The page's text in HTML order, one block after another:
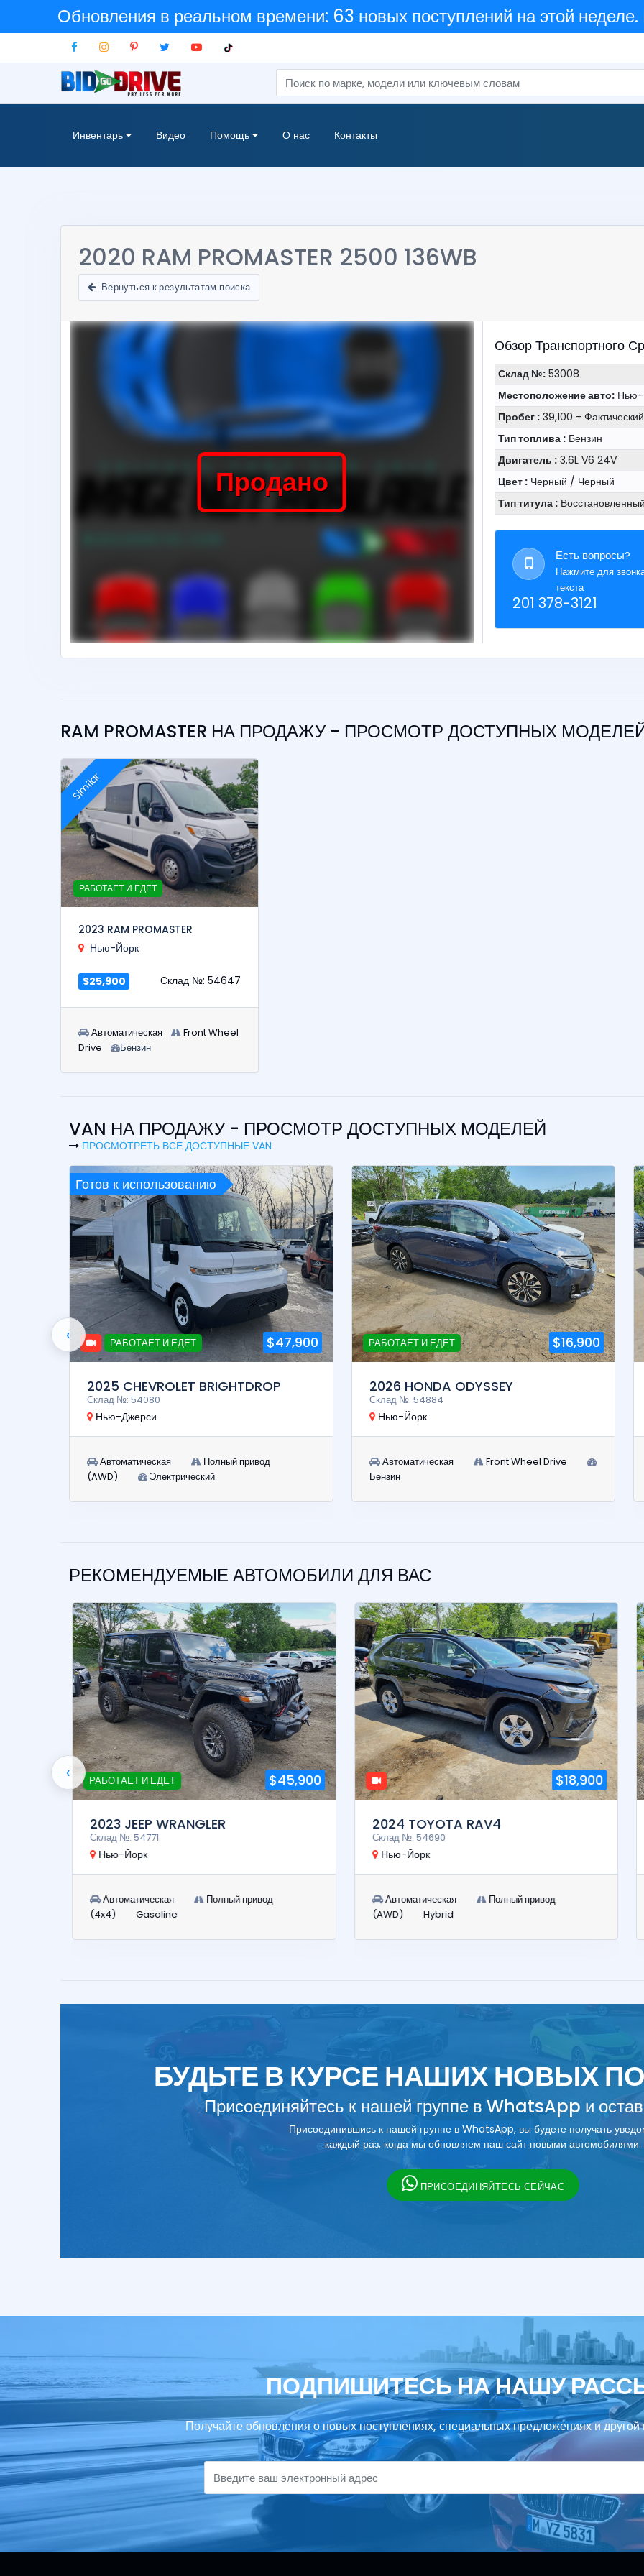
Обновления в реальном времени: 63 новых поступлений на этой неделе.
Инвентарь Видео Помощь О нас Контакты
2020 RAM PROMASTER 2500 136WB
Вернуться к результатам поиска
Продано
Обзор Транспортного
Склад №:53008
Местоположение авто:Нью-
Пробег :39,100 -
Тип топлива :Бензин
Двигатель :3.6L V6 24V
Цвет :Черный / Черный
Тип титула :
Есть вопросы?
Нажмите для
текста
201 378-3121
RAM PROMASTER НА ПРОДАЖУ - ПРОСМОТР ДОСТУПНЫХ
Similar
РАБОТАЕТ И ЕДЕТ
2023 RAM PROMASTER
Нью-Йорк
$25,900 Склад №: 54647
Автоматическая
Front Wheel
Drive
Бензин
VAN НА ПРОДАЖУ - ПРОСМОТР ДОСТУПНЫХ МОДЕЛЕЙ
ПРОСМОТРЕТЬ ВСЕ ДОСТУПНЫЕ VAN
Готов к использованию
РАБОТАЕТ И ЕДЕТ $47,900
2025 CHEVROLET BRIGHTDROP
Склад №: 54080
Нью-Джерси
Автоматическая
Полный привод
(AWD)
Электрический
РАБОТАЕТ И ЕДЕТ $16,900
2026 HONDA ODYSSEY
Склад №: 54884
Нью-Йорк
Автоматическая
Front Wheel Drive
Бензин
‹
РЕКОМЕНДУЕМЫЕ АВТОМОБИЛИ ДЛЯ ВАС
РАБОТАЕТ И ЕДЕТ $45,900
2023 JEEP WRANGLER
Склад №: 54771
Нью-Йорк
Автоматическая
Полный привод
(4x4)
Gasoline
$18,900
2024 TOYOTA RAV4
Склад №: 54690
Нью-Йорк
Автоматическая
Полный привод
(AWD)
Hybrid
‹
БУДЬТЕ В КУРСЕ НАШИХ НОВЫХ
Присоединяйтесь к нашей группе в WhatsApp и
Присоединившись к нашей группе в WhatsApp, вы будете получать
каждый раз, когда мы обновляем наш сайт новыми автомобилями.
ПРИСОЕДИНЯЙТЕСЬ СЕЙЧАС
ПОДПИШИТЕСЬ НА НАШУ
Получайте обновления о новых поступлениях, специальных предложениях и